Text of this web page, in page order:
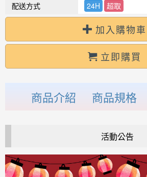
配送方式
24H 超取
加入購物車
立即購買
商品介紹 商品規格
活動公告